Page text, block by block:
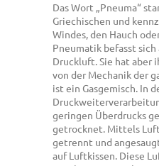
Das Wort „Pneuma“
Griechischen und
Windes, den Hauch
Pneumatik befasst
Druckluft. Sie hat aber
von der Mechanik der
ist ein Gasgemisch. In
geringen Überdrucks
getrocknet. Mittels
getrennt und
auf Luftkissen. Diese